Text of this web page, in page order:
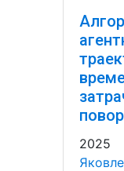
2025